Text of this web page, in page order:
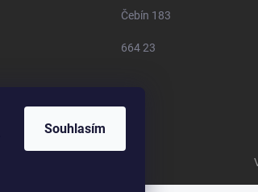
Souhlasím
Čebín 183
664 23